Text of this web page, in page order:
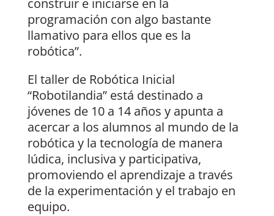
construir e iniciarse en la
programación con algo bastante
llamativo para ellos que es la
robótica”.
El taller de Robótica Inicial
“Robotilandia” está destinado a
jóvenes de 10 a 14 años y apunta a
acercar a los alumnos al mundo de la
robótica y la tecnología de manera
lúdica, inclusiva y participativa,
promoviendo el aprendizaje a través
de la experimentación y el trabajo en
equipo.